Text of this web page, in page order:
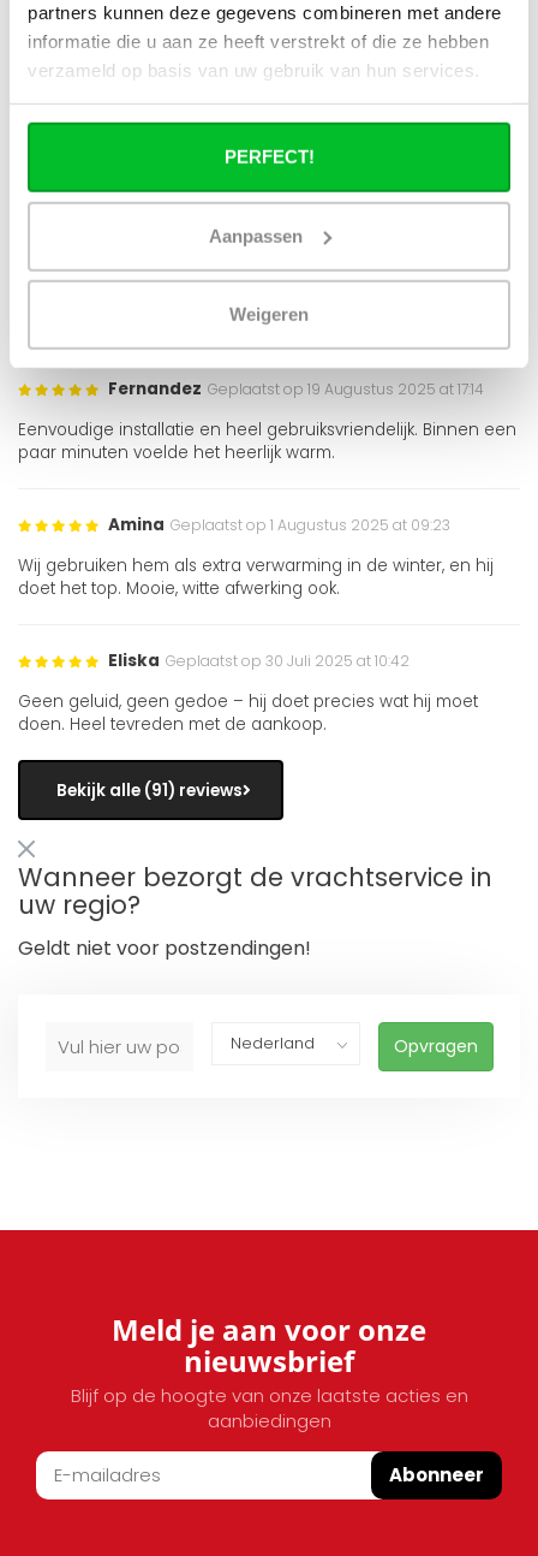
partners kunnen deze gegevens combineren met andere
informatie die u aan ze heeft verstrekt of die ze hebben
verzameld op basis van uw gebruik van hun services.
PERFECT!
Aanpassen
Weigeren
Hij werkt bijna geluidloos en het energieverbruik is verrassend
laag, zeker vergeleken met oudere modellen.
Carlos Geplaatst op 4 September 2025 at 11:51
Eenvoudig te installeren en de bediening is duidelijk. Mooie
Geplaatst op 28 Augustus 2025 at 10:19
Fernandez Geplaatst op 19 Augustus 2025 at 17:14
Eenvoudige installatie en heel gebruiksvriendelijk. Binnen een
paar minuten voelde het heerlijk warm.
Amina Geplaatst op 1 Augustus 2025 at 09:23
Wij gebruiken hem als extra verwarming in de winter, en hij
doet het top. Mooie, witte afwerking ook.
Eliska Geplaatst op 30 Juli 2025 at 10:42
Geen geluid, geen gedoe – hij doet precies wat hij moet
doen. Heel tevreden met de aankoop.
Bekijk alle (91) reviews
Wanneer bezorgt de vrachtservice in
uw regio?
Geldt niet voor postzendingen!
Opvragen
Meld je aan voor onze
nieuwsbrief
Blijf op de hoogte van onze laatste acties en
aanbiedingen
Abonneer